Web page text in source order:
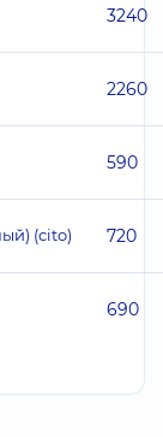
3240
2260
590
(cito) 720
690